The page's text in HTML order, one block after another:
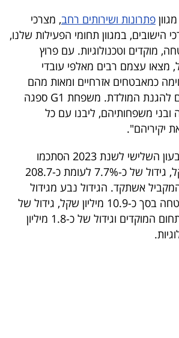
פתרונות ושירותים רחב, מצרכי
הישובים, במגוון תחומי הפעילות שלנו,
מוקדים וטכנולוגיות. עם פרוץ
מצאו עצמם רבים מאלפי עובדי
כמאבטחים אזרחיים ומאות מהם
גויסו לשירות מילואים להגנת המולדת. משפחת G1 ספגה
ובני משפחותיהם, ליבנו עם כל
יקיריהם".
הכנסות החברה ברבעון השלישי לשנת 2023 הסתכמו
בכ-224.8 מיליון שקל, גידול של כ-7.7% לעומת כ-208.7
אשתקד. הגידול נבע מגידול
בתחום פתרונות אבטחה בסך כ-10.9 מיליון שקל, גידול של
כ-3.4 מיליון שקל בתחום המוקדים וגידול של כ-1.8 מיליון